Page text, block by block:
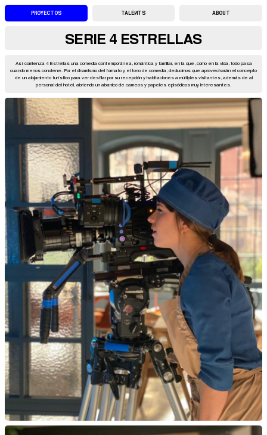
PROYECTOS TALENTS ABOUT
SERIE 4 ESTRELLAS
Así comienza 4 Estrellas una comedia contemporánea, romántica y familiar, en la que, como en la vida, todo pasa
cuando menos conviene. Por el dinamismo del formato y el tono de comedia, deducimos que aprovecharán el concepto
de un alojamiento turístico para ver desfilar por su recepción y habitaciones a múltiples visitantes, además de al
personal del hotel, abriendo un abanico de cameos y papeles episódicos muy interesantes.